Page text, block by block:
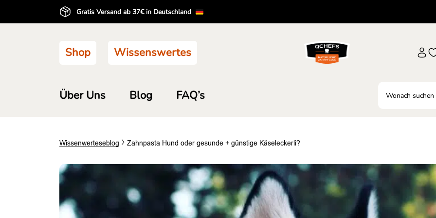
Gratis Versand ab 37€ in Deutschland
Shop Wissenswertes
Über Uns Blog FAQ’s
Wissenwerteseblog Zahnpasta Hund oder gesunde + günstige Käseleckerli?